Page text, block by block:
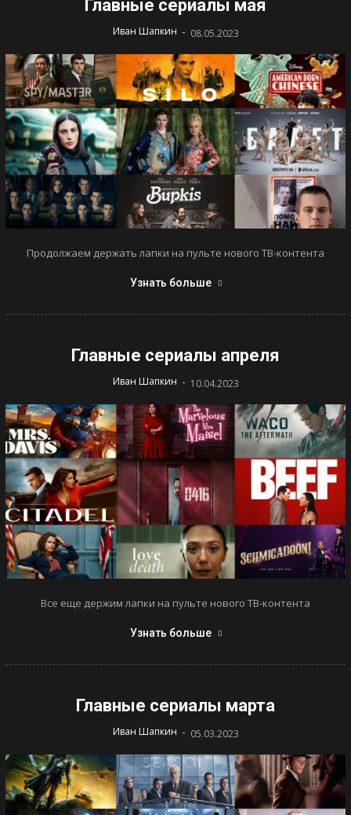
Главные сериалы мая
Иван Шапкин - 08.05.2023
Продолжаем держать лапки на пульте нового ТВ-контента
Узнать больше
Главные сериалы апреля
Иван Шапкин - 10.04.2023
Все еще держим лапки на пульте нового ТВ-контента
Узнать больше
Главные сериалы марта
Иван Шапкин - 05.03.2023